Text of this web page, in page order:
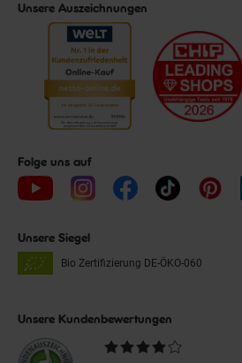
Unsere Auszeichnungen
Folge uns auf
Unsere Siegel
Bio Zertifizierung DE-ÖKO-060
Unsere Kundenbewertungen
Durchschnittliche